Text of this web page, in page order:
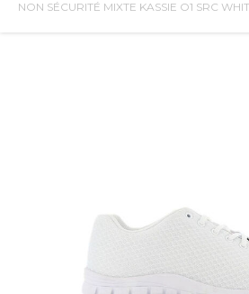
NON SÉCURITÉ MIXTE KASSIE O1 SRC